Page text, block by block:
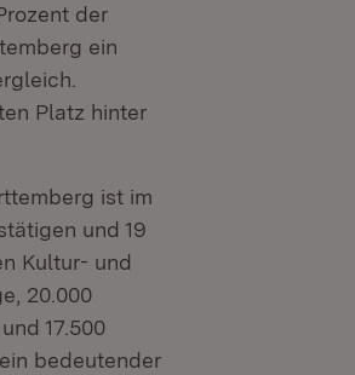
der
ein
Platz hinter
ist im
und 19
Kultur- und
20.000
17.500
bedeutender